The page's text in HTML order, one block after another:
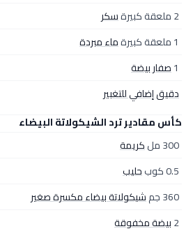
2 ملعقة كبيرة
سكر
1 ملعقة كبيرة
ماء مبردة
1صفار بيضة
دقيق إضافي للتغبير
كأس مقادير ترد الشيكولاتة البيضاء
300 مل
كريمة
0.5 كوب
حليب
360 جم
شيكولاتة بيضاء مكسرة صغير
2بيضة مخفوقة